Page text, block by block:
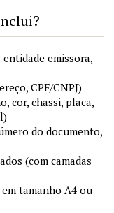
emissora,
CPF/CNPJ)
cor, chassi, placa,
do documento,
(com camadas
tamanho A4 ou